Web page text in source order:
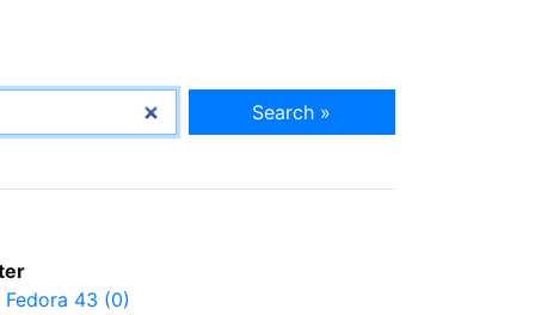
Search »
Fedora 43 (0)